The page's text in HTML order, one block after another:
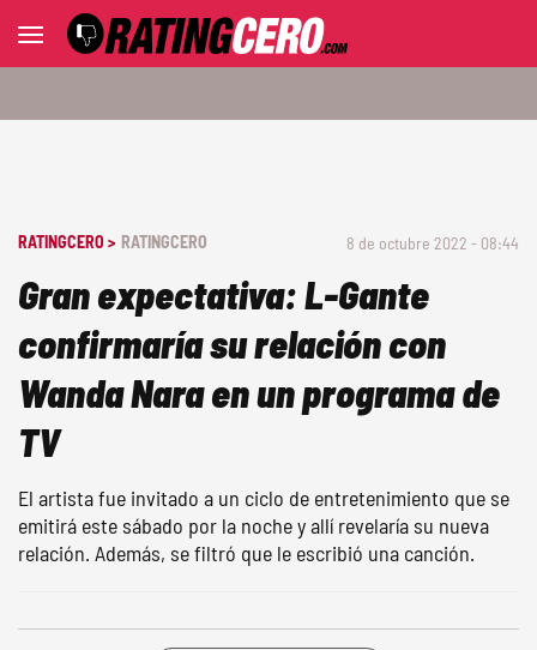
RATINGCERO > RATINGCERO 8 de octubre 2022 - 08:44
Gran expectativa: L-Gante
confirmaría su relación con
Wanda Nara en un programa de
TV
El artista fue invitado a un ciclo de entretenimiento que se
emitirá este sábado por la noche y allí revelaría su nueva
relación. Además, se filtró que le escribió una canción.